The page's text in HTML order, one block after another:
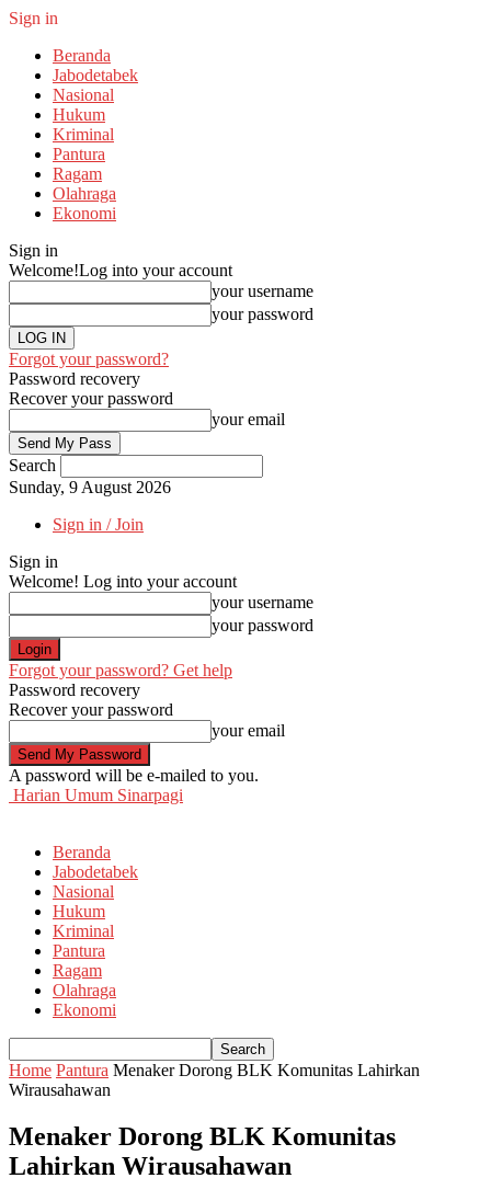
Sign in
Beranda
Jabodetabek
Nasional
Hukum
Kriminal
Pantura
Ragam
Olahraga
Ekonomi
Sign in
Welcome!Log into your account
your username
your password
Forgot your password?
Password recovery
Recover your password
your email
Search
Sunday, 9 August 2026
Sign in / Join
Sign in
Welcome! Log into your account
your username
your password
Forgot your password? Get help
Password recovery
Recover your password
your email
A password will be e-mailed to you.
Harian Umum Sinarpagi
Beranda
Jabodetabek
Nasional
Hukum
Kriminal
Pantura
Ragam
Olahraga
Ekonomi
Home Pantura Menaker Dorong BLK Komunitas Lahirkan
Wirausahawan
Menaker Dorong BLK Komunitas
Lahirkan Wirausahawan